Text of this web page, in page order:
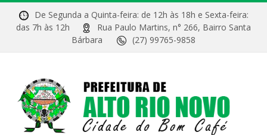
De Segunda a Quinta-feira: de 12h às 18h e Sexta-feira:
das 7h às 12h
Rua Paulo Martins, n° 266, Bairro Santa
Bárbara
(27) 99765-9858